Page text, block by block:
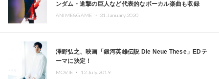
ンダム・進撃の巨人など代表的なボーカル楽曲も収録
ANIME&GAME ・ 31.January.2020
澤野弘之、映画「銀河英雄伝説 Die Neue These」EDテ
ーマに決定！
MOVIE ・ 12.July.2019